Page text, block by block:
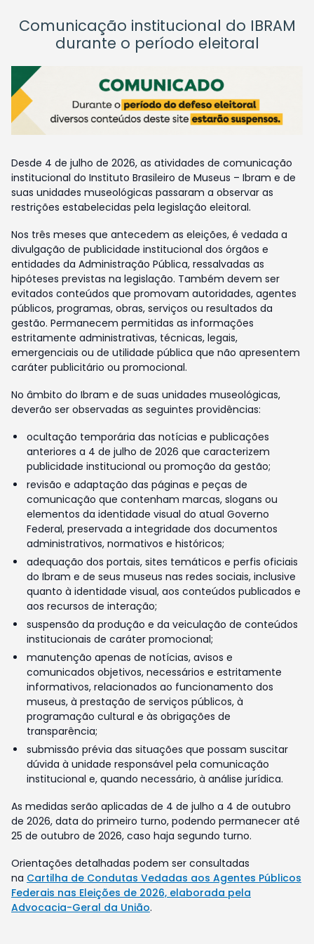
Comunicação institucional do IBRAM
durante o período eleitoral
Desde 4 de julho de 2026, as atividades de comunicação
institucional do Instituto Brasileiro de Museus – Ibram e de
suas unidades museológicas passaram a observar as
restrições estabelecidas pela legislação eleitoral.
Nos três meses que antecedem as eleições, é vedada a
divulgação de publicidade institucional dos órgãos e
entidades da Administração Pública, ressalvadas as
hipóteses previstas na legislação. Também devem ser
evitados conteúdos que promovam autoridades, agentes
públicos, programas, obras, serviços ou resultados da
gestão. Permanecem permitidas as informações
estritamente administrativas, técnicas, legais,
emergenciais ou de utilidade pública que não apresentem
caráter publicitário ou promocional.
No âmbito do Ibram e de suas unidades museológicas,
deverão ser observadas as seguintes providências:
ocultação temporária das notícias e publicações
anteriores a 4 de julho de 2026 que caracterizem
publicidade institucional ou promoção da gestão;
revisão e adaptação das páginas e peças de
comunicação que contenham marcas, slogans ou
elementos da identidade visual do atual Governo
Federal, preservada a integridade dos documentos
administrativos, normativos e históricos;
adequação dos portais, sites temáticos e perfis oficiais
do Ibram e de seus museus nas redes sociais, inclusive
quanto à identidade visual, aos conteúdos publicados e
aos recursos de interação;
suspensão da produção e da veiculação de conteúdos
institucionais de caráter promocional;
manutenção apenas de notícias, avisos e
comunicados objetivos, necessários e estritamente
informativos, relacionados ao funcionamento dos
museus, à prestação de serviços públicos, à
programação cultural e às obrigações de
transparência;
submissão prévia das situações que possam suscitar
dúvida à unidade responsável pela comunicação
institucional e, quando necessário, à análise jurídica.
As medidas serão aplicadas de 4 de julho a 4 de outubro
de 2026, data do primeiro turno, podendo permanecer até
25 de outubro de 2026, caso haja segundo turno.
Orientações detalhadas podem ser consultadas
na Cartilha de Condutas Vedadas aos Agentes Públicos
Federais nas Eleições de 2026, elaborada pela
Advocacia-Geral da União.